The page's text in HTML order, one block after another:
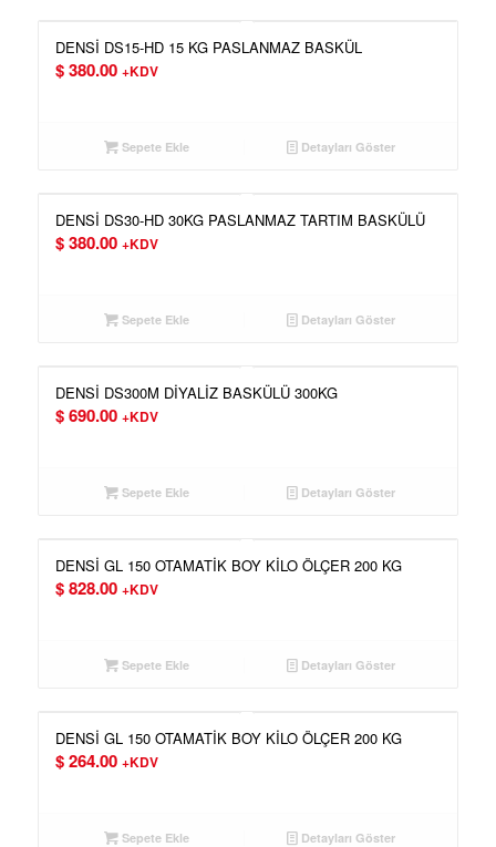
DENSİ DS15-HD 15 KG PASLANMAZ BASKÜL
$380.00 +KDV
Sepete Ekle Detayları Göster
DENSİ DS30-HD 30KG PASLANMAZ TARTIM BASKÜLÜ
$380.00 +KDV
Sepete Ekle Detayları Göster
DENSİ DS300M DİYALİZ BASKÜLÜ 300KG
$690.00 +KDV
Sepete Ekle Detayları Göster
DENSİ GL 150 OTAMATİK BOY KİLO ÖLÇER 200 KG
$828.00 +KDV
Sepete Ekle Detayları Göster
DENSİ GL 150 OTAMATİK BOY KİLO ÖLÇER 200 KG
$264.00 +KDV
Sepete Ekle Detayları Göster